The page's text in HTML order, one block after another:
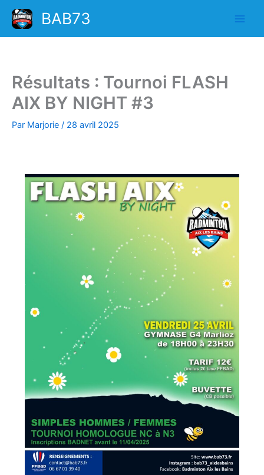
Aller
contenu
BAB73
Résultats : Tournoi FLASH
AIX BY NIGHT #3
Par Marjorie / 28 avril 2025